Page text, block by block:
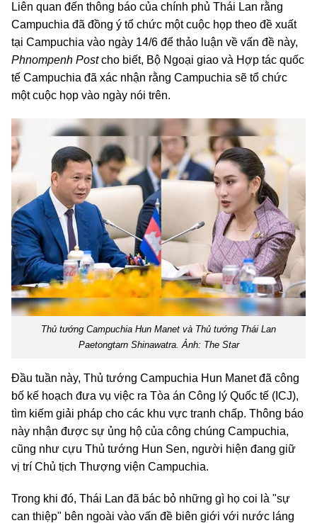
Liên quan đến thông báo của chính phủ Thái Lan rằng
Campuchia đã đồng ý tổ chức một cuộc họp theo đề xuất
tại Campuchia vào ngày 14/6 để thảo luận về vấn đề này,
Phnompenh Postcho biết, Bộ Ngoại giao và Hợp tác quốc
tế Campuchia đã xác nhận rằng Campuchia sẽ tổ chức
một cuộc họp vào ngày nói trên.
Thủ tướng Campuchia Hun Manet và Thủ tướng Thái Lan
Paetongtarn Shinawatra. Ảnh: The Star
Đầu tuần này, Thủ tướng Campuchia Hun Manet đã công
bố kế hoạch đưa vụ việc ra Tòa án Công lý Quốc tế (ICJ),
tìm kiếm giải pháp cho các khu vực tranh chấp. Thông báo
này nhận được sự ủng hộ của công chúng Campuchia,
cũng như cựu Thủ tướng Hun Sen, người hiện đang giữ
vị trí Chủ tịch Thượng viện Campuchia.
Trong khi đó, Thái Lan đã bác bỏ những gì họ coi là "sự
can thiệp" bên ngoài vào vấn đề biên giới với nước láng